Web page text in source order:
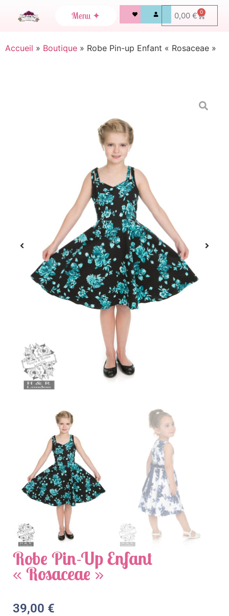
0,00 € 0
Accueil » Boutique » Robe Pin-up Enfant « Rosaceae »
Robe Pin-Up Enfant
« Rosaceae »
39,00 €